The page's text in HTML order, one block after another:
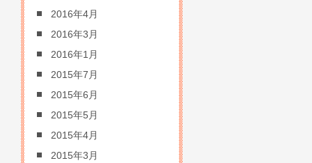
2016年4月
2016年3月
2016年1月
2015年7月
2015年6月
2015年5月
2015年4月
2015年3月